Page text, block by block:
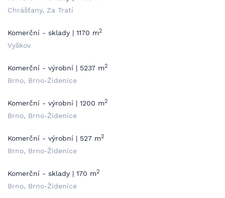
Chrášťany, Za Tratí
Komerční - sklady | 1170 m2
Vyškov
Komerční - výrobní | 5237 m2
Brno, Brno-Židenice
Komerční - výrobní | 1200 m2
Brno, Brno-Židenice
Komerční - výrobní | 527 m2
Brno, Brno-Židenice
Komerční - sklady | 170 m2
Brno, Brno-Židenice